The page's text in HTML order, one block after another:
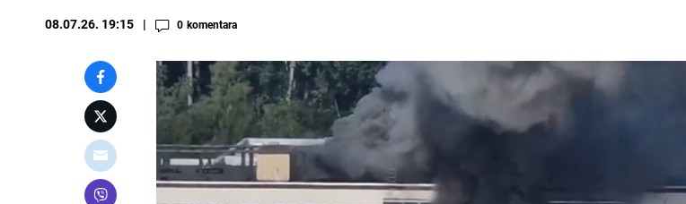
08.07.26. 19:15 0 komentara